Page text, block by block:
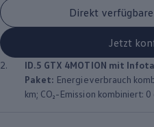
Direkt
Jetzt
2. ID.5 GTX 4MOTION mit
Paket: Energieverbrauch
km; CO₂-Emission kombiniert: 0